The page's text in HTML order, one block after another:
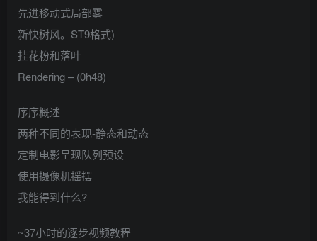
先进移动式局部雾
新快树风。ST9格式)
挂花粉和落叶
Rendering – (0h48)
序序概述
两种不同的表现-静态和动态
定制电影呈现队列预设
使用摄像机摇摆
我能得到什么?
~37小时的逐步视频教程